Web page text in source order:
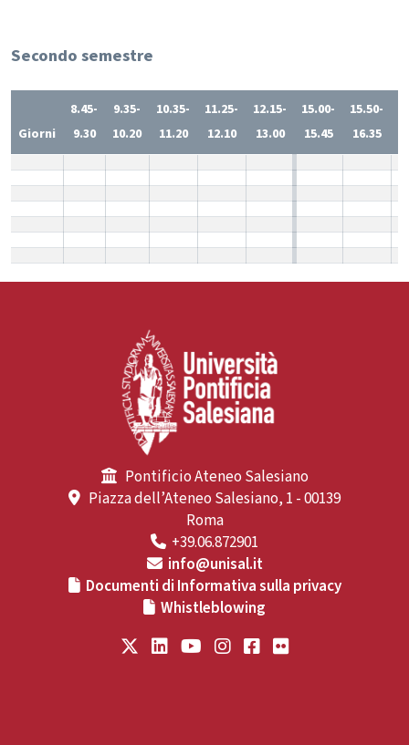
Secondo semestre
Giorni
8.45-
9.30
9.35-
10.20
10.35-
11.20
11.25-
12.10
12.15-
13.00
15.00-
15.45
15.50-
16.35
Pontificio Ateneo Salesiano
Piazza dell’Ateneo Salesiano, 1 - 00139
Roma
+39.06.872901
info@unisal.it
Documenti di Informativa sulla privacy
Whistleblowing